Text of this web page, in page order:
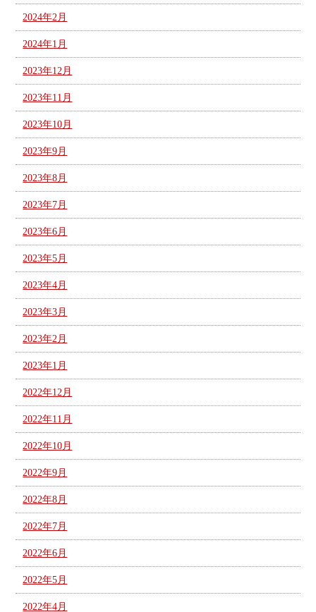
2024年2月
2024年1月
2023年12月
2023年11月
2023年10月
2023年9月
2023年8月
2023年7月
2023年6月
2023年5月
2023年4月
2023年3月
2023年2月
2023年1月
2022年12月
2022年11月
2022年10月
2022年9月
2022年8月
2022年7月
2022年6月
2022年5月
2022年4月